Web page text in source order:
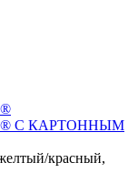
С КАРТОННЫМ
красный,